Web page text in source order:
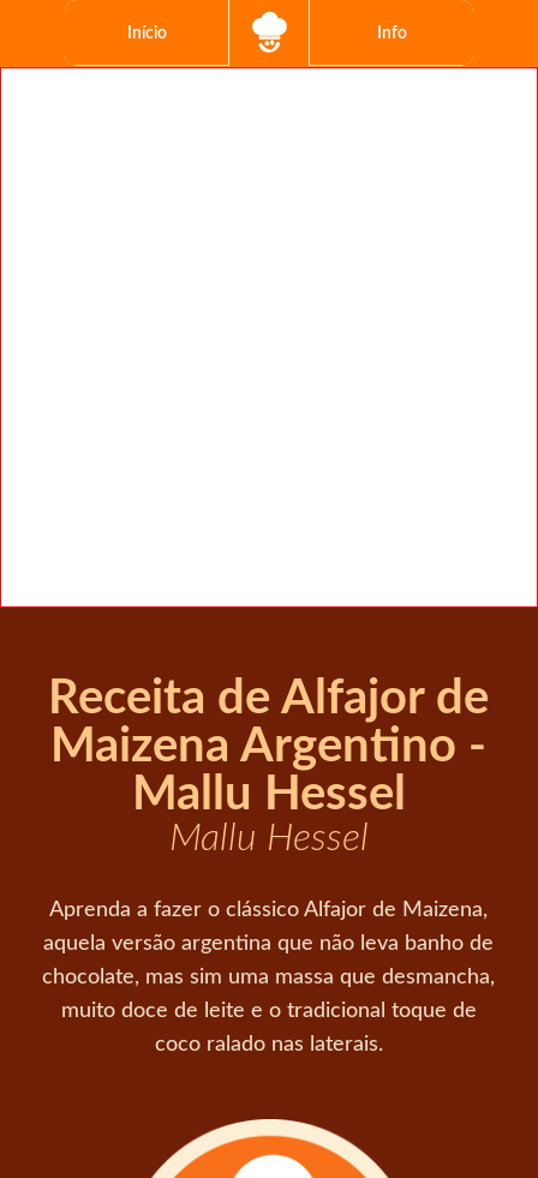
Início Info
Receita de Alfajor de
Maizena Argentino -
Mallu Hessel
Mallu Hessel
Aprenda a fazer o clássico Alfajor de Maizena,
aquela versão argentina que não leva banho de
chocolate, mas sim uma massa que desmancha,
muito doce de leite e o tradicional toque de
coco ralado nas laterais.